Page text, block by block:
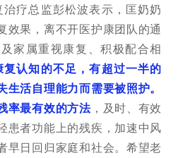
疗总监彭松波表示，匡奶奶
效果，离不开医护康团队的通
家属重视康复、积极配合相
复认知的不足，有超过一半的
活自理能力而需要被照护。
率最有效的方法，及时、有效
患者功能上的残疾，加速中风
早日回归家庭和社会。希望老